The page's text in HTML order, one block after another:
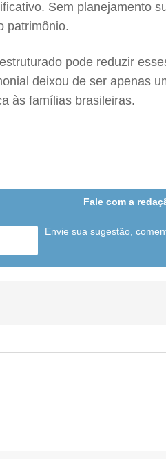
Sem planejamento
patrimônio.
pode reduzir
deixou de ser apenas
às famílias brasileiras.
Fale com a
Envie sua sugestão,